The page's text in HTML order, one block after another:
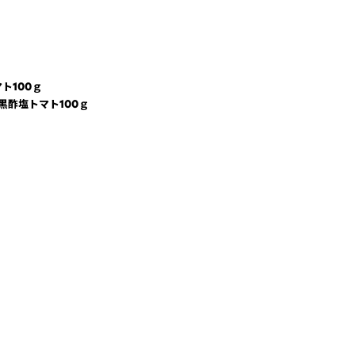
ト100ｇ
酢塩トマト100ｇ